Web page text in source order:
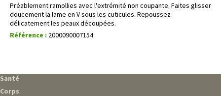
Préablement ramollies avec l'extrémité non coupante. Faites glisser
doucement la lame en V sous les cuticules. Repoussez
délicatement les peaux découpées.
Référence : 2000090007154
Santé
Corps